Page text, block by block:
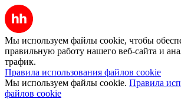
Мы используем файлы cookie, чтобы
правильную работу нашего веб-сайта и
трафик.
Правила использования файлов cookie
Мы используем файлы cookie. Правила
файлов cookie